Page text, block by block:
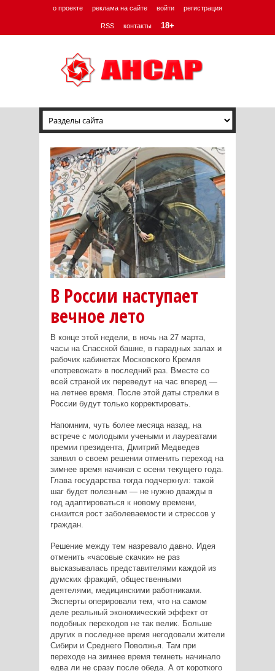
о проекте реклама на сайте войти регистрация
RSS контакты 18+
В России наступает
вечное лето
В конце этой недели, в ночь на 27 марта,
часы на Спасской башне, в парадных залах и
рабочих кабинетах Московского Кремля
«потревожат» в последний раз. Вместе со
всей страной их переведут на час вперед —
на летнее время. После этой даты стрелки в
России будут только корректировать.
Напомним, чуть более месяца назад, на
встрече с молодыми учеными и лауреатами
премии президента, Дмитрий Медведев
заявил о своем решении отменить переход на
зимнее время начиная с осени текущего года.
Глава государства тогда подчеркнул: такой
шаг будет полезным — не нужно дважды в
год адаптироваться к новому времени,
снизится рост заболеваемости и стрессов у
граждан.
Решение между тем назревало давно. Идея
отменить «часовые скачки» не раз
высказывалась представителями каждой из
думских фракций, общественными
деятелями, медицинскими работниками.
Эксперты оперировали тем, что на самом
деле реальный экономический эффект от
подобных переходов не так велик. Больше
других в последнее время негодовали жители
Сибири и Среднего Поволжья. Там при
переходе на зимнее время темнеть начинало
едва ли не сразу после обеда. А от короткого